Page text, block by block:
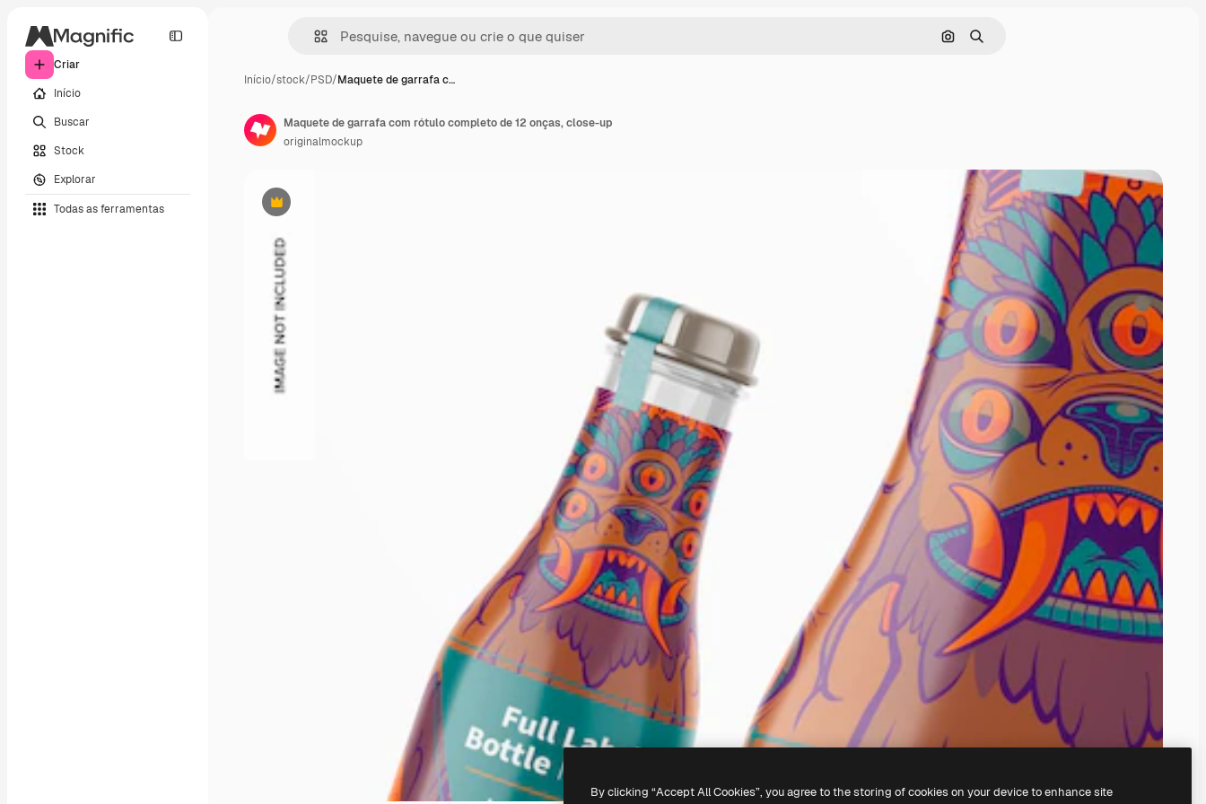
Criar
Início
Buscar
Stock
Explorar
Todas as ferramentas
Pesquisar por imagem
Buscar
Início/stock/PSD/Maquete de garrafa c…
Premium
Maquete de garrafa com rótulo completo de 12 onças, close-up
originalmockup
By clicking “Accept All Cookies”, you agree to the storing of cookies on your device to enhance site